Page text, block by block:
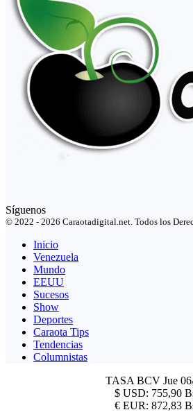
Síguenos
© 2022 - 2026 Caraotadigital.net. Todos los
Inicio
Venezuela
Mundo
EEUU
Sucesos
Show
Deportes
Caraota Tips
Tendencias
Columnistas
TASA BCV Jue
$ USD: 755,90
€ EUR: 872,83